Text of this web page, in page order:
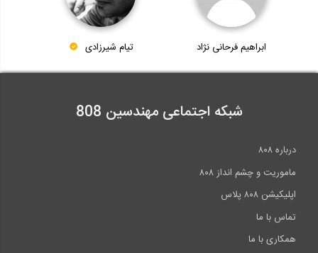
ابراهیم فرحانی نژاد تیام شیرزادی
شبکه اجتماعی مهندسین 808
درباره ۸۰۸
ماموریت و چشم انداز ۸۰۸
اپلیکیشن ۸۰۸ پلاس
تماس با ما
همکاری با ما